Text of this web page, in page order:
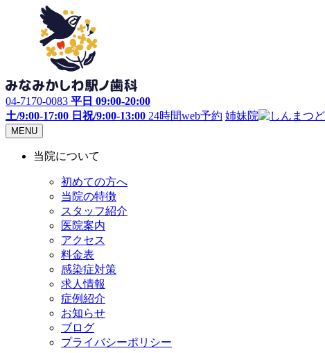
04-7170-0083 平日 09:00-20:00
土/9:00-17:00 日祝/9:00-13:00 24時間web予約 姉妹院
MENU
当院について
初めての方へ
当院の特徴
スタッフ紹介
医院案内
アクセス
料金表
感染症対策
求人情報
症例紹介
お知らせ
ブログ
プライバシーポリシー